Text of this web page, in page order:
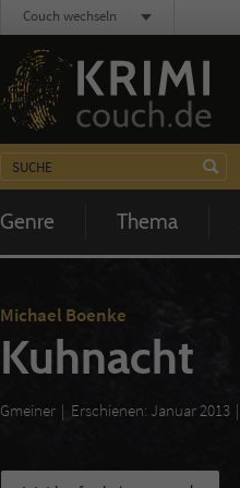
Genre Thema
Couch wechseln
Michael Boenke
Kuhnacht
Gmeiner Erschienen: Januar 2013